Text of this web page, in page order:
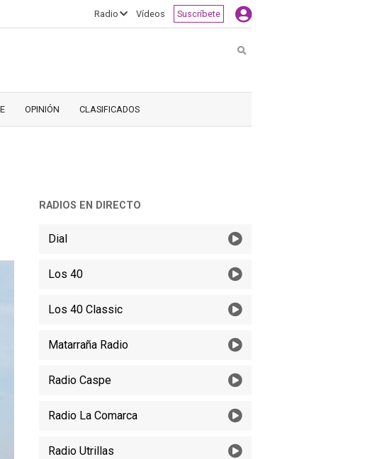
Radio Vídeos Suscríbete
Buscar
OPINIÓN CLASIFICADOS
RADIOS EN DIRECTO
Dial
Los 40
Los 40 Classic
Matarraña Radio
Radio Caspe
Radio La Comarca
Radio Utrillas